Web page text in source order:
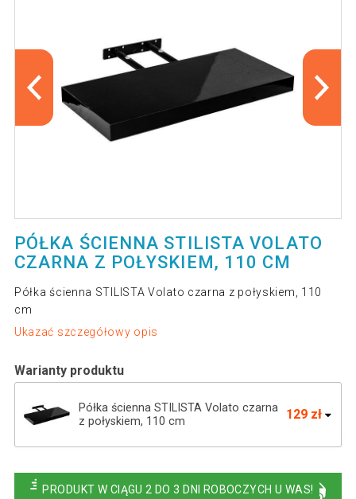
PÓŁKA ŚCIENNA STILISTA VOLATO
CZARNA Z POŁYSKIEM, 110 CM
Półka ścienna STILISTA Volato czarna z połyskiem, 110
cm
Ukazać szczegółowy opis
Warianty produktu
Półka ścienna STILISTA Volato czarna
z połyskiem, 110 cm
129 zł
błyszcząca czerń
PRODUKT W CIĄGU 2 DO 3 DNI ROBOCZYCH U WAS!